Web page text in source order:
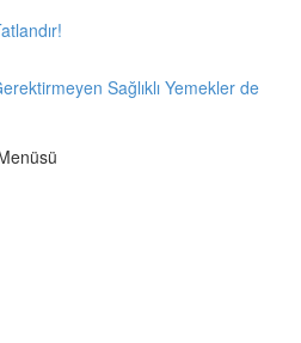
Sağlıklı Yemekler de